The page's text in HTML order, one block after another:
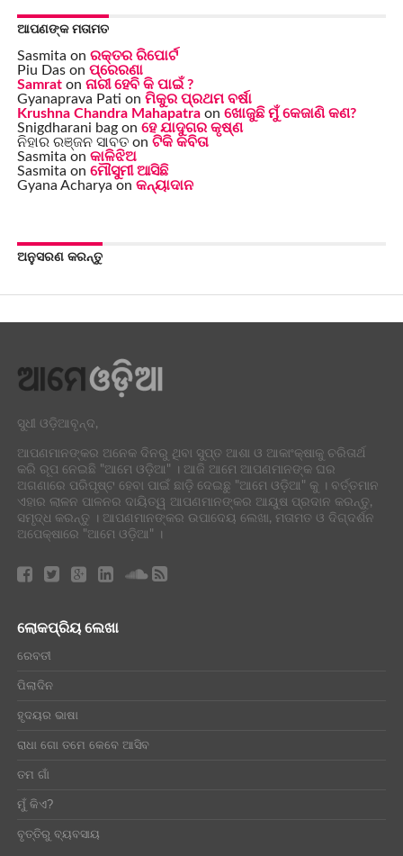
ଆପଣଙ୍କ ମତାମତ
Sasmita on ରକ୍ତର ରିପୋର୍ଟ
Piu Dason ପ୍ରେରଣା
Samraton ନାରୀ ହେବି କି ପାଇଁ ?
Gyanaprava Pati on ମିକୁର ପ୍ରଥମ ବର୍ଷା
Krushna Chandra Mahapatraon ଖୋଜୁଛି ମୁଁ କେଜାଣି କଣ?
Snigdharani bagon ହେ ଯାଦୁଗର କୃଷ୍ଣ
ନିହାର ରଞ୍ଜନ ସାବତon ଟିକି କବିତା
Sasmita on କାଳିଝିଅ
Sasmita on ମୌସୁମୀ ଆସିଛି
Gyana Acharya on କନ୍ୟାଦାନ
ଅନୁସରଣ କରନ୍ତୁ
ସୁଧୀ ଓଡ଼ିଆବୃନ୍ଦ,
ଆପଣମାନଙ୍କର ଅନେକ ଦିନରୁ ଥିବା ସୁପ୍ତ ଆଶା ଓ ଆକାଂକ୍ଷାକୁ ଚରିତାର୍ଥ
କରି ରୂପ ନେଇଛି "ଆମେ ଓଡ଼ିଆ" । ଆଜି ଆମେ ଆପଣମାନଙ୍କ ଘର
ଅଗଣାରେ ପରିପୃଷ୍ଟ ହେବା ପାଇଁ ଛାଡ଼ି ଦେଇଛୁ "ଆମେ ଓଡ଼ିଆ" କୁ । ବର୍ତ୍ତମାନ
ଏହାର ଲାଳନ ପାଳନର ଦାୟିତ୍ୱ ଆପଣମାନଙ୍କର ଆୟୁଷ ପ୍ରଦାନ କରନ୍ତୁ,
ସମୃଦ୍ଧ କରନ୍ତୁ । ଆପଣମାନଙ୍କର ଉପାଦେୟ ଲେଖା, ମତାମତ ଓ ଦିଗ୍ଦର୍ଶନ
ଅପେକ୍ଷାରେ "ଆମେ ଓଡ଼ିଆ" ।
ଲୋକପ୍ରିୟ ଲେଖା
ରେବତୀ
ପିଲାଦିନ
ହୃଦୟର ଭାଷା
ରାଧା ଗୋ ତମେ କେବେ ଆସିବ
ତମ ଗାଁ
ମୁଁ କିଏ?
ବୃତ୍ତିରୁ ବ୍ୟବସାୟ